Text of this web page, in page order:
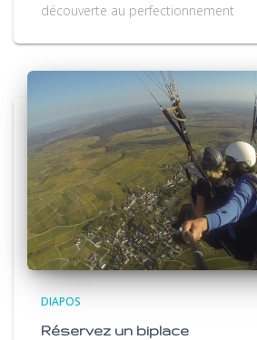
découverte au perfectionnement
DIAPOS
Réservez un biplace